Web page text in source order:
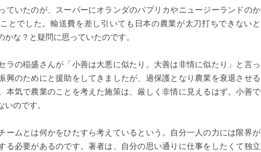
ていたのが、スーパーにオランダのパプリカやニュージーランドのか
とでした。輸送費を差し引いても日本の農業が太刀打ちできないと
な？と疑問に思っていたのです。
ラの稲盛さんが「小善は大悪に似たり。大善は非情に似たり」と言っ
興のためにと援助をしてきましたが、過保護となり農業を衰退させる
本気で農業のことを考えた施策は、厳しく非情に見えるはず。小善で
のです。
ームとは何かをひたすら考えているという。自分一人の力には限界が
る必要があるのです。著者は、自分の思い通りに仕事をしたくて独立